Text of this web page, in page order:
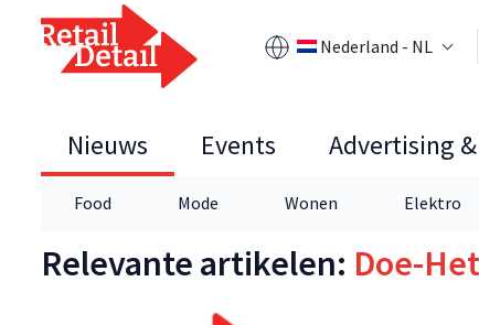
Nederland - NL
Nieuws
Food Mode Wonen Elektro
Events Advertising
Relevante artikelen: Doe-